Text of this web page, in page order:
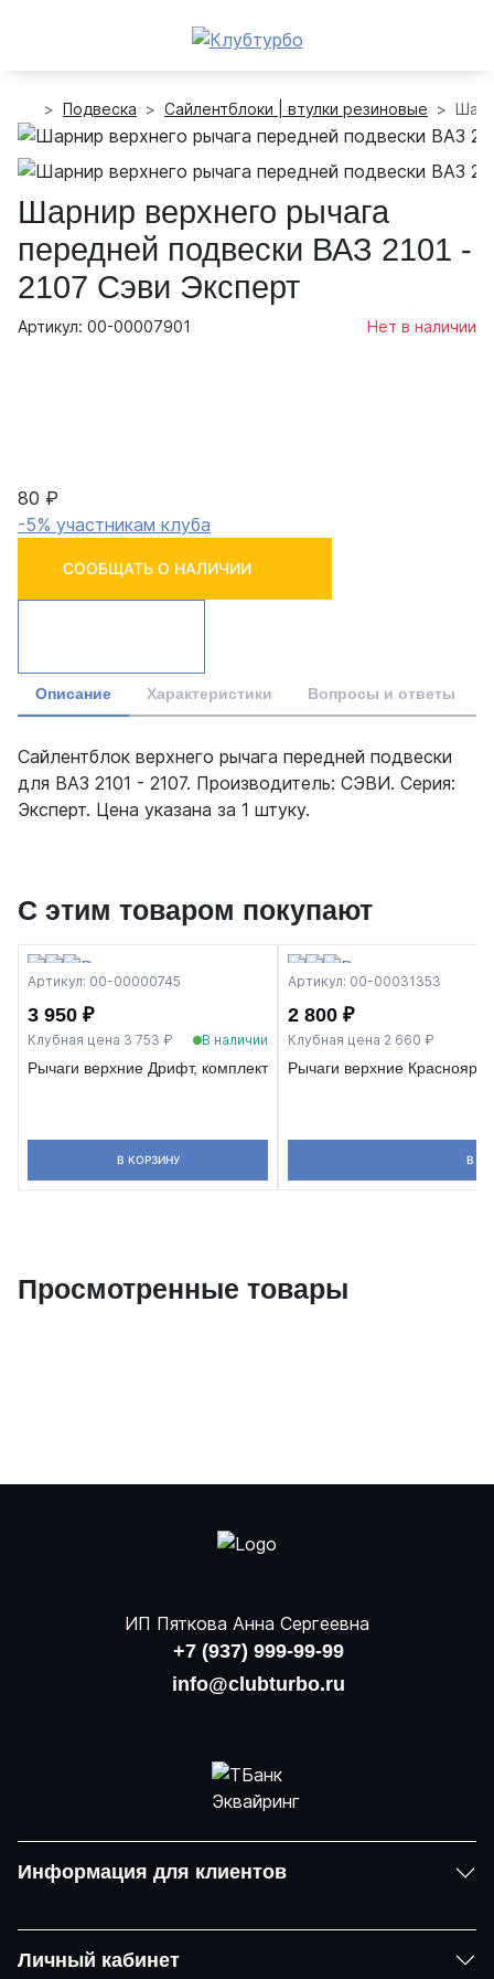
Подвеска Сайлентблоки | втулки резиновые
Шарнир верхнего рычага
передней подвески ВАЗ 2101 -
2107 Сэви Эксперт
Артикул: 00-00007901 Нет в наличии
80 ₽
-5% участникам клуба
СООБЩАТЬ О НАЛИЧИИ
Описание Характеристики Вопросы и ответы
Сайлентблок верхнего рычага передней подвески
для ВАЗ 2101 - 2107. Производитель: СЭВИ. Серия:
Эксперт. Цена указана за 1 штуку.
С этим товаром покупают
Артикул: 00-00000745
3 950 ₽
Клубная цена 3 753 ₽ В наличии
Рычаги верхние Дрифт, комплект
В КОРЗИНУ
Артикул: 00-00031353
2 800 ₽
Клубная цена 2 660 ₽
Рычаги верхние
В
Просмотренные товары
ИП Пяткова Анна Сергеевна
+7 (937) 999-99-99
info@clubturbo.ru
Информация для клиентов
Личный кабинет